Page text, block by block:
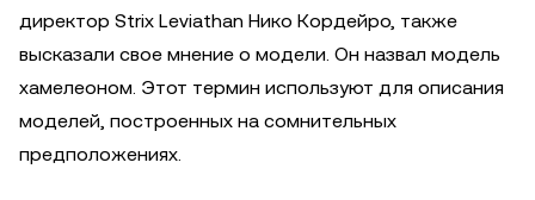
директор Strix Leviathan Нико Кордейро, также
высказали свое мнение о модели. Он назвал модель
хамелеоном. Этот термин используют для описания
моделей, построенных на сомнительных
предположениях.